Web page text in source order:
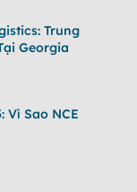
Trung
Georgia
Vì Sao NCE